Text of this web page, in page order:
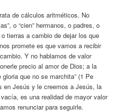
de cálculos aritméticos. No
o “cien” hermanos, o padres, o
tierras a cambio de dejar los que
promete es que vamos a recibir
Y no hablamos de valor
precio al amor de Dios; a la
que no se marchita” (1 Pe
en Jesús y le creemos a Jesús, la
es una realidad de mayor valor
renunciar para seguirle.